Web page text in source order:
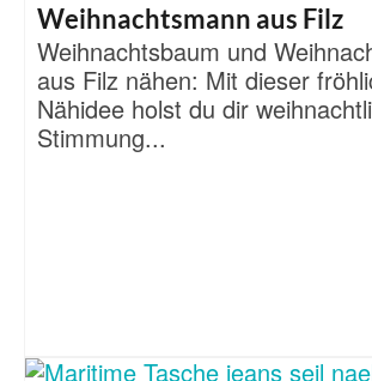
Weihnachtsmann aus Filz
Weihnachtsbaum und
aus Filz nähen: Mit dieser
Nähidee holst du dir
Stimmung...